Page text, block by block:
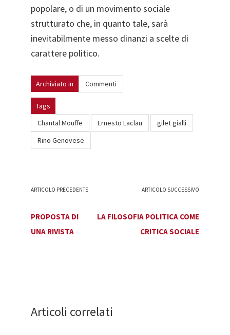
popolare, o di un movimento sociale
strutturato che, in quanto tale, sarà
inevitabilmente messo dinanzi a scelte di
carattere politico.
Archiviato in Commenti
Tags
Chantal Mouffe
Ernesto Laclau
gilet gialli
Rino Genovese
ARTICOLO PRECEDENTE
PROPOSTA DI
UNA RIVISTA
ARTICOLO SUCCESSIVO
LA FILOSOFIA POLITICA COME
CRITICA SOCIALE
Articoli correlati